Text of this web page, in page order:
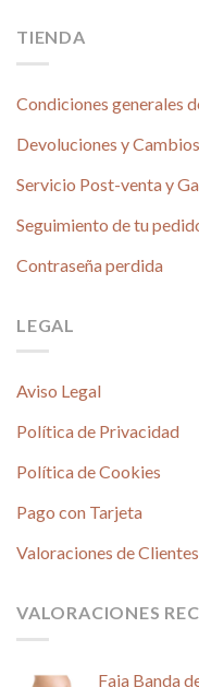
TIENDA
Condiciones generales
Devoluciones y Cambios
Servicio Post-venta y
Seguimiento de tu
Contraseña perdida
LEGAL
Aviso Legal
Política de Privacidad
Política de Cookies
Pago con Tarjeta
Valoraciones de Clientes
VALORACIONES
Faja Banda